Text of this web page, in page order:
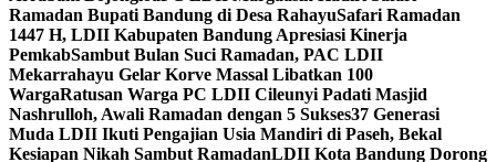
Ramadan Bupati Bandung di Desa RahayuSafari Ramadan
1447 H, LDII Kabupaten Bandung Apresiasi Kinerja
PemkabSambut Bulan Suci Ramadan, PAC LDII
Mekarrahayu Gelar Korve Massal Libatkan 100
WargaRatusan Warga PC LDII Cileunyi Padati Masjid
Nashrulloh, Awali Ramadan dengan 5 Sukses37 Generasi
Muda LDII Ikuti Pengajian Usia Mandiri di Paseh, Bekal
Kesiapan Nikah Sambut RamadanLDII Kota Bandung Dorong